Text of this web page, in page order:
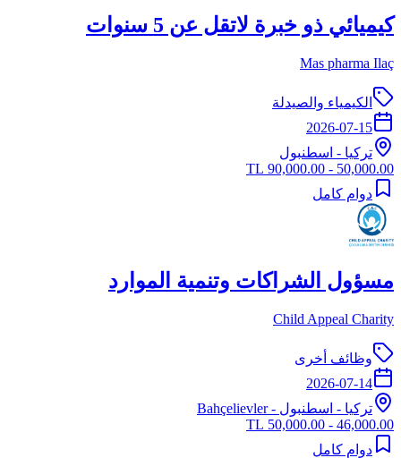
كيميائي ذو خبرة لاتقل عن 5 سنوات
Mas pharma Ilaç
الكيمياء والصيدلة
2026-07-15
تركيا - اسطنبول
50,000.00 - 90,000.00 TL
دوام كامل
مسؤول الشراكات وتنمية الموارد
Child Appeal Charity
وظائف أخرى
2026-07-14
تركيا - اسطنبول - Bahçelievler
46,000.00 - 50,000.00 TL
دوام كامل